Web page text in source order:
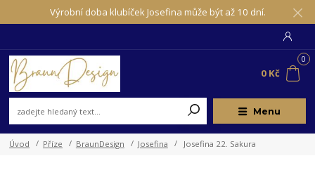
Výrobní doba klubíček Josefina může být až 10 dní.
Menu
0
0 Kč
Úvod Příze BraunDesign Josefina Josefina 22. Sakura